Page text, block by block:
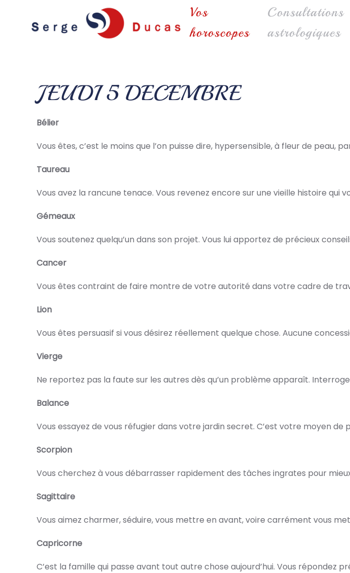
Skip to main content
Vos
horoscopes
Consultations
astrologiques
JEUDI 5 DECEMBRE
Bélier
Vous êtes, c’est le moins que l’on puisse dire, hypersensible, à fleur de peau,
Taureau
Vous avez la rancune tenace. Vous revenez encore sur une vieille histoire qui
Gémeaux
Vous soutenez quelqu’un dans son projet. Vous lui apportez de précieux
Cancer
Vous êtes contraint de faire montre de votre autorité dans votre cadre de
Lion
Vous êtes persuasif si vous désirez réellement quelque chose. Aucune
Vierge
Ne reportez pas la faute sur les autres dès qu’un problème apparaît.
Balance
Vous essayez de vous réfugier dans votre jardin secret. C’est votre moyen
Scorpion
Vous cherchez à vous débarrasser rapidement des tâches ingrates pour
Sagittaire
Vous aimez charmer, séduire, vous mettre en avant, voire carrément vous
Capricorne
C’est la famille qui passe avant tout autre chose aujourd’hui. Vous répondez